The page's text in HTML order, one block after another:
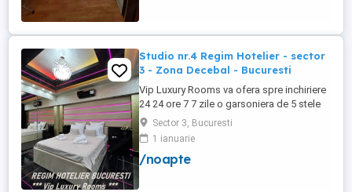
Studio nr.4 Regim Hotelier - sector
3 - Zona Decebal - Bucuresti
Vip Luxury Rooms va ofera spre inchiriere
24 24 ore 7 7 zile o garsoniera de 5 stele
Luxoase cu un desing unic si deosebit in
Sector 3 Bucuresti . Garsoniera se alfa in
Complex Rezidential Nou . Monitorizare
Video in Complex ( de la Politia Locala
Sector 3, Bucuresti
1 ianuarie
/noapte